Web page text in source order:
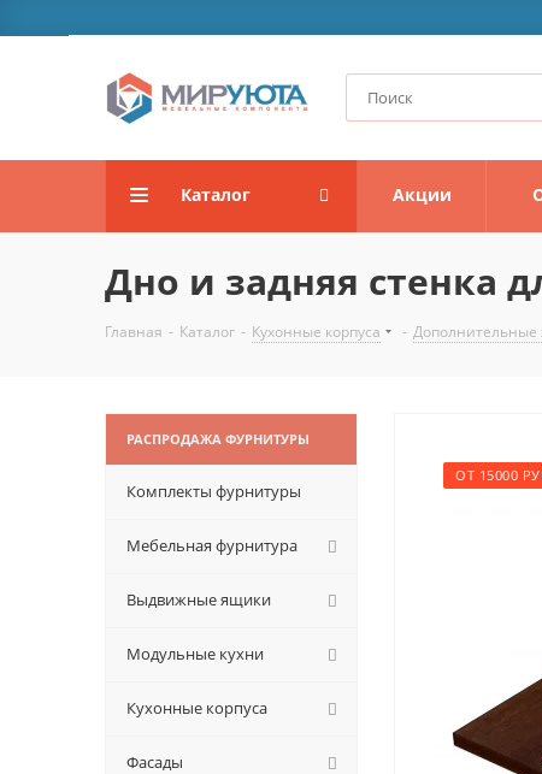
Каталог Акции
Дно и задняя стенка
Главная - Каталог - Кухонные корпуса - Дополнительные
ОТ 15000
РАСПРОДАЖА ФУРНИТУРЫ
Комплекты фурнитуры
Мебельная фурнитура
Выдвижные ящики
Модульные кухни
Кухонные корпуса
Фасады